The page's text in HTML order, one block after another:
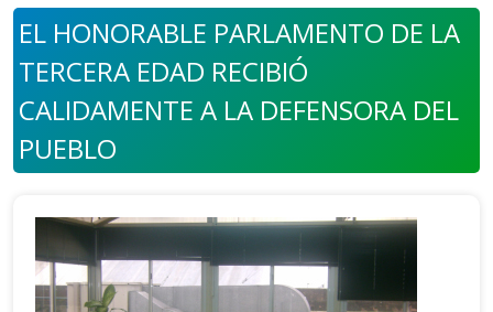
EL HONORABLE PARLAMENTO DE LA
TERCERA EDAD RECIBIÓ
CALIDAMENTE A LA DEFENSORA DEL
PUEBLO